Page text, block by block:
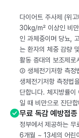
다이어트 주사제 (위
30kg/m² 이상인 비
인 과체중이며 당뇨,
는 환자의 체중 감량
활동 증대의 보조제로
② 생체전기저항 측
생체전기저항 측정법
단합니다. 체지방률
일 때 비만으로 진단
무료 독감 예방접종
정부에서 제공하는
6개월 ~ 13세의 어린